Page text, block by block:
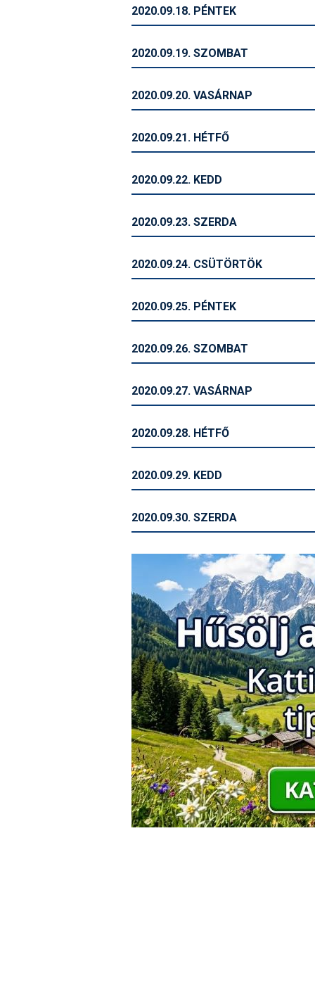
2020.09.18. PÉNTEK
2020.09.19. SZOMBAT
2020.09.20. VASÁRNAP
2020.09.21. HÉTFŐ
2020.09.22. KEDD
2020.09.23. SZERDA
2020.09.24. CSÜTÖRTÖK
2020.09.25. PÉNTEK
2020.09.26. SZOMBAT
2020.09.27. VASÁRNAP
2020.09.28. HÉTFŐ
2020.09.29. KEDD
2020.09.30. SZERDA